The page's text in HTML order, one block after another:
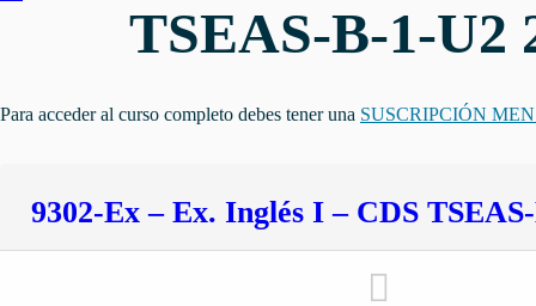
TSEAS-B-1-U2
Para acceder al curso completo debes tener una SUSCRIPCIÓN
9302-Ex – Ex. Inglés I – CDS